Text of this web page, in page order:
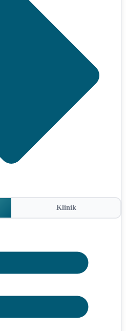
Klinik